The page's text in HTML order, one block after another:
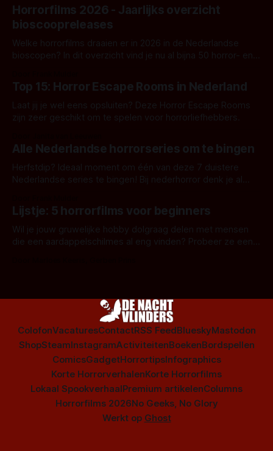
Horrorfilms 2026 - Jaarlijks overzicht
bioscoopreleases
Welke horrorfilms draaien er in 2026 in de Nederlandse
bioscopen? In dit overzicht vind je nu al bijna 50 horror- en
Top 15: Horror Escape Rooms in Nederland
Laat jij je wel eens opsluiten? Deze Horror Escape Rooms
zijn zeer geschikt om te spelen voor horrorliefhebbers.
Alle Nederlandse horrorseries om te bingen
Herfstdip? Ideaal moment om één van deze 7 duistere
Nederlandse series te bingen! Bij nederhorror denk je al
Amsterdamned of The Johnsons. Maar Nederlandse horror
is niet beperkt tot films. Hier een aantal Nederlandse tv-
series uit het duistere of horrorgenre. Als
Lijstje: 5 horrorfilms voor beginners
Wil je jouw gruwelijke hobby dolgraag delen met mensen
die een aardappelschilmes al eng vinden? Probeer ze eens
ColofonVacaturesContactRSS FeedBlueskyMastodon
ShopSteamInstagramActiviteitenBoekenBordspellen
ComicsGadgetHorrortipsInfographics
Korte HorrorverhalenKorte Horrorfilms
Lokaal SpookverhaalPremium artikelenColumns
Horrorfilms 2026No Geeks, No Glory
Werkt op Ghost